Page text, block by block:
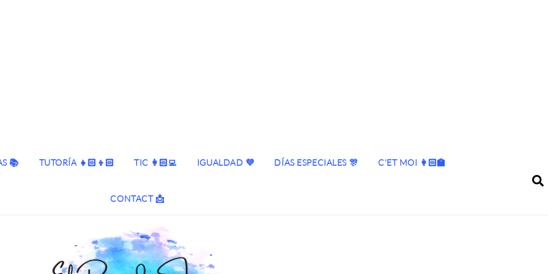
📚 TUTORÍA 👧🏻👦🏻 TIC 👩🏻‍💻 IGUALDAD 💜 DÍAS ESPECIALES 🎊 C’ET MOI 👩🏻‍🏫
CONTACT 📩